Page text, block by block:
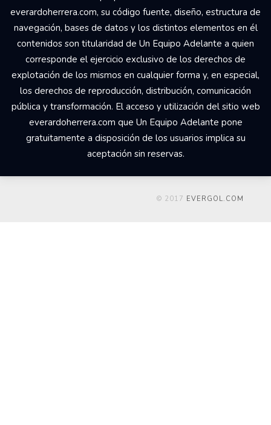
everardoherrera.com, su código fuente, diseño, estructura de
navegación, bases de datos y los distintos elementos en él
contenidos son titularidad de Un Equipo Adelante a quien
corresponde el ejercicio exclusivo de los derechos de
explotación de los mismos en cualquier forma y, en especial,
los derechos de reproducción, distribución, comunicación
pública y transformación. El acceso y utilización del sitio web
everardoherrera.com que Un Equipo Adelante pone
gratuitamente a disposición de los usuarios implica su
aceptación sin reservas.
© 2017 EVERGOL.COM